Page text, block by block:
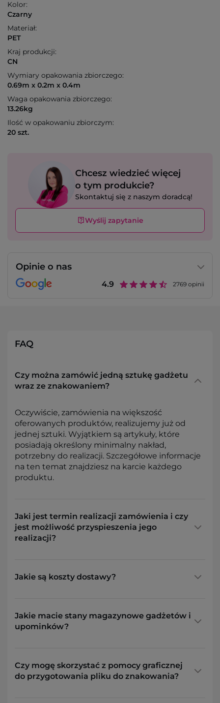
Kolor:
Czarny
Materiał:
PET
Kraj produkcji:
CN
Wymiary opakowania zbiorczego:
0.69m x 0.2m x 0.4m
Waga opakowania zbiorczego:
13.26kg
Ilość w opakowaniu zbiorczym:
20 szt.
Chcesz wiedzieć więcej
o tym produkcie?
Skontaktuj się z naszym doradcą!
Wyślij zapytanie
Opinie o nas
4.9 2769 opinii
FAQ
Czy można zamówić jedną sztukę gadżetu
wraz ze znakowaniem?
Oczywiście, zamówienia na większość
oferowanych produktów, realizujemy już od
jednej sztuki. Wyjątkiem są artykuły, które
posiadają określony minimalny nakład,
potrzebny do realizacji. Szczegółowe informacje
na ten temat znajdziesz na karcie każdego
produktu.
Jaki jest termin realizacji zamówienia i czy
jest możliwość przyspieszenia jego
realizacji?
Jakie są koszty dostawy?
Jakie macie stany magazynowe gadżetów i
upominków?
Czy mogę skorzystać z pomocy graficznej
do przygotowania pliku do znakowania?